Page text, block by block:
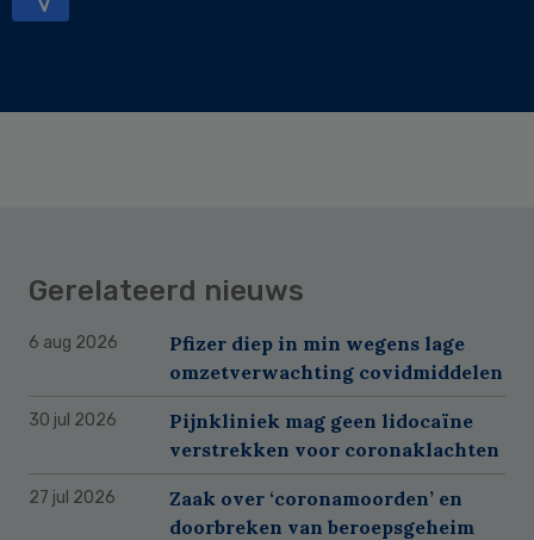
Gerelateerd nieuws
6 aug 2026
Pfizer diep in min wegens lage
omzetverwachting covidmiddelen
30 jul 2026
Pijnkliniek mag geen lidocaïne
verstrekken voor coronaklachten
27 jul 2026
Zaak over ‘coronamoorden’ en
doorbreken van beroepsgeheim